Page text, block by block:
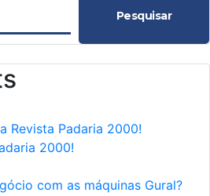
Pesquisar
Revista Padaria 2000!
2000!
com as máquinas Gural?